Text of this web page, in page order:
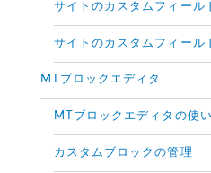
サイトのカスタムフィール
サイトのカスタムフィール
MTブロックエディタ
MTブロックエディタの使
カスタムブロックの管理